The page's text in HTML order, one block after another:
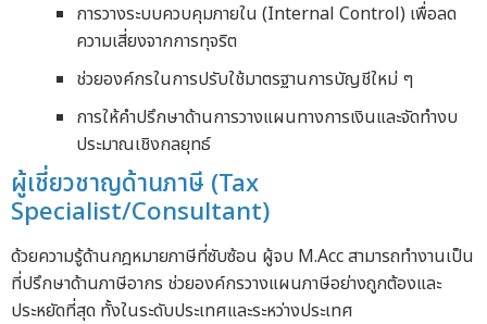
การวางระบบควบคุมภายใน (Internal Control) เพื่อลด
ความเสี่ยงจากการทุจริต
ช่วยองค์กรในการปรับใช้มาตรฐานการบัญชีใหม่ ๆ
การให้คำปรึกษาด้านการวางแผนทางการเงินและจัดทำงบ
ประมาณเชิงกลยุทธ์
ผู้เชี่ยวชาญด้านภาษี (Tax
Specialist/Consultant)
ด้วยความรู้ด้านกฎหมายภาษีที่ซับซ้อน ผู้จบ M.Acc สามารถทำงานเป็น
ที่ปรึกษาด้านภาษีอากร ช่วยองค์กรวางแผนภาษีอย่างถูกต้องและ
ประหยัดที่สุด ทั้งในระดับประเทศและระหว่างประเทศ